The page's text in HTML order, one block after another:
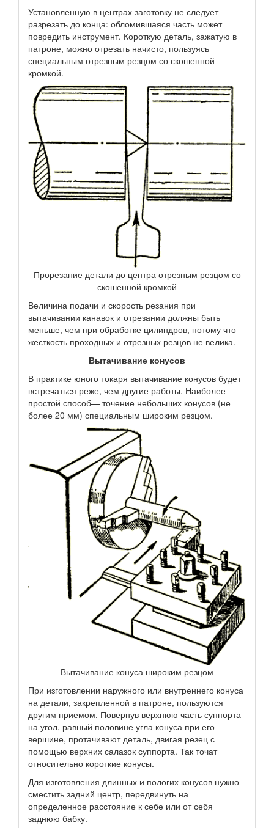
Установленную в центрах заготовку не следует
разрезать до конца: обломившаяся часть может
повредить инструмент. Короткую деталь, зажатую в
патроне, можно отрезать начисто, пользуясь
специальным отрезным резцом со скошенной
кромкой.
Прорезание детали до центра отрезным резцом со
скошенной кромкой
Величина подачи и скорость резания при
вытачивании канавок и отрезании должны быть
меньше, чем при обработке цилиндров, потому что
жесткость проходных и отрезных резцов не велика.
Вытачивание конусов
В практике юного токаря вытачивание конусов будет
встречаться реже, чем другие работы. Наиболее
простой способ— точение небольших конусов (не
более 20 мм) специальным широким резцом.
Вытачивание конуса широким резцом
При изготовлении наружного или внутреннего конуса
на детали, закрепленной в патроне, пользуются
другим приемом. Повернув верхнюю часть суппорта
на угол, равный половине угла конуса при его
вершине, протачивают деталь, двигая резец с
помощью верхних салазок суппорта. Так точат
относительно короткие конусы.
Для изготовления длинных и пологих конусов нужно
сместить задний центр, передвинуть на
определенное расстояние к себе или от себя
заднюю бабку.